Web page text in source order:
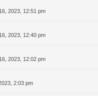
2023, 12:51 pm
2023, 12:40 pm
2023, 12:02 pm
2:03 pm